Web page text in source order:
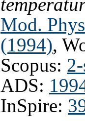
Mod.
(1994),
Scopus:
ADS:
InSpire: